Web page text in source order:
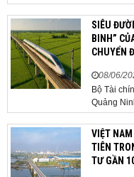
cho 106
thực hiện
địa bàn
SIÊU
BINH”
CHUYỂN
08/06/
Bộ Tài
Quảng
thực hiện
tuyến đi
triển khai.
VIỆT NAM
TIÊN
TƯ GẦN